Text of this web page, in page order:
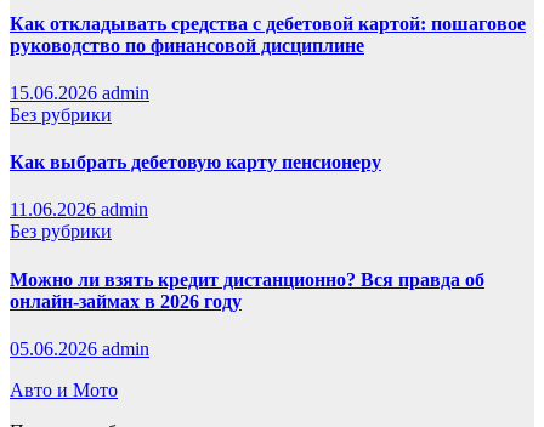
Как откладывать средства с дебетовой картой: пошаговое
руководство по финансовой дисциплине
15.06.2026 admin
Без рубрики
Как выбрать дебетовую карту пенсионеру
11.06.2026 admin
Без рубрики
Можно ли взять кредит дистанционно? Вся правда об
онлайн-займах в 2026 году
05.06.2026 admin
Авто и Мото